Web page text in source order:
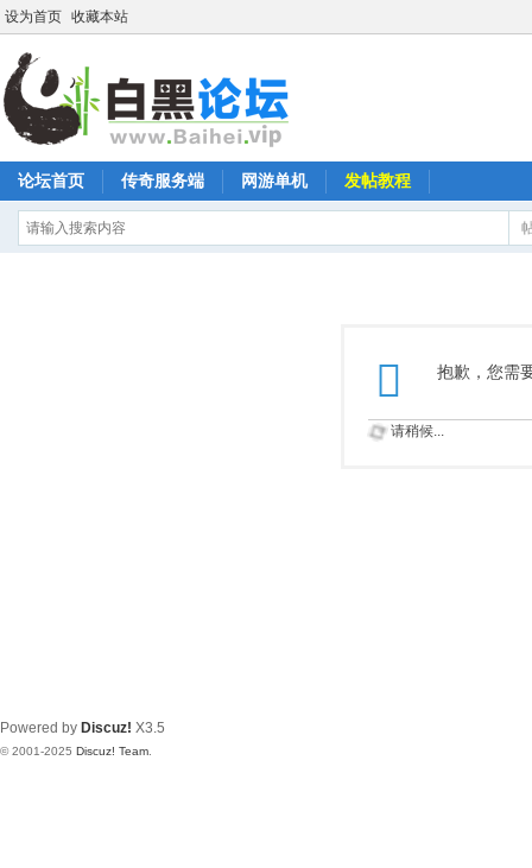
设为首页 收藏本站
论坛首页 传奇服务端 网游单机 发帖教程
抱歉，您需
请稍候...
Powered by Discuz! X3.5
© 2001-2025 Discuz! Team